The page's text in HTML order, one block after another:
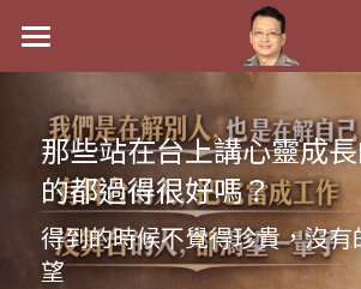
最新消息
關於我
實體經營
祖傳命理
課程介紹
那些站在台上講心靈成
的都過得很好嗎？
得到的時候不覺得珍貴，沒
望
商品分類
八字線上完整班
科學八字推理PDF
《十神高階實戰錄》完整典藏版